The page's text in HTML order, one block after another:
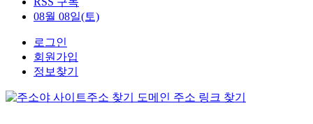
08월 08일(토)
로그인
회원가입
정보찾기